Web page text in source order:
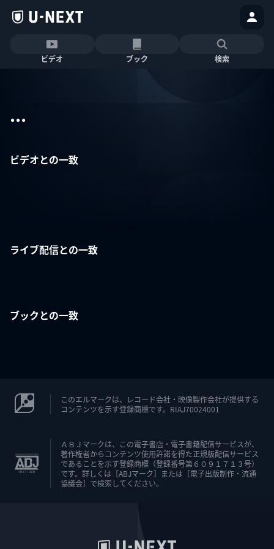
ビデオ ブック 検索
...
ビデオとの一致
ライブ配信との一致
ブックとの一致
このエルマークは、レコード会社・映像製作会社が提供する
コンテンツを示す登録商標です。RIAJ70024001
ＡＢＪマークは、この電子書店・電子書籍配信サービスが、
著作権者からコンテンツ使用許諾を得た正規版配信サービス
であることを示す登録商標（登録番号第６０９１７１３号）
です。詳しくは［ABJマーク］または［電子出版制作・流通
協議会］で検索してください。